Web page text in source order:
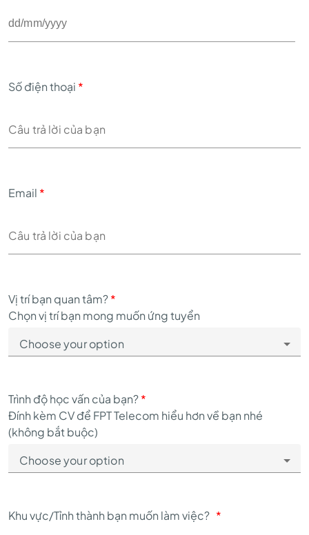
Số điện thoại *
Email *
Vị trí bạn quan tâm?*
Chọn vị trí bạn mong muốn ứng tuyển
Trình độ học vấn của bạn?*
Đính kèm CV để FPT Telecom hiểu hơn về bạn nhé
(không bắt buộc)
Khu vực/Tỉnh thành bạn muốn làm việc? *